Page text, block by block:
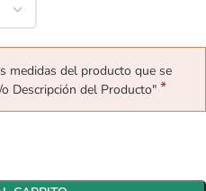
medidas del producto que se
Descripción del Producto" *